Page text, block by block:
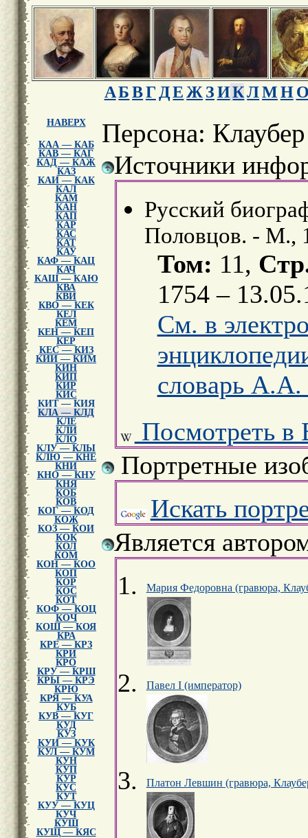
АБВГ ДЕ Ж ЗИКЛМН
НАВЕРХ
КАА — КАБ
КАВ — КАГ
КАД — КАЖ
КАЗ
КАИ — КАК
КАЛ
КАМ
КАН
КАП
КАР
КАС
КАТ
КАУ
КАФ — КАЦ
КАЧ
КАШ — КАЮ
КВА
КВИ
КВО — КЕК
КЕЛ
КЕМ
КЕН — КЕП
КЕР
КЕС — КИЗ
КИИ — КИМ
КИН
КИП
КИР
КИС
КИТ — КИЯ
КЛА — КЛД
КЛЕ
КЛИ
КЛО
КЛУ — КЛЫ
КЛЮ — КНЕ
КНИ
КНО — КНУ
КНЯ
КОБ
КОВ
КОГ — КОД
КОЖ
КОЗ — КОИ
КОК
КОЛ
КОМ
КОН — КОО
КОП
КОР
КОС
КОТ
КОФ — КОЦ
КОЧ
КОШ — КОЯ
КРА
КРЕ — КРЗ
КРИ
КРО
КРУ — КРШ
КРЫ — КРЭ
КРЮ
КРЯ — КУА
КУБ
КУВ — КУГ
КУД
КУЗ
КУИ — КУК
КУЛ — КУМ
КУН
КУП
КУР
КУС
КУТ
КУУ — КУЦ
КУЧ
КУШ
КУЩ — КЯС
Персона:
Источники
Русский
Половцов. - М.,
Том: 11,
1754 –
См. в
словарь
Посмотреть в
Портретные
Искать
Является
Мария Федоровна (гравюра,
Павел I (император)
Платон Левшин (гравюра,